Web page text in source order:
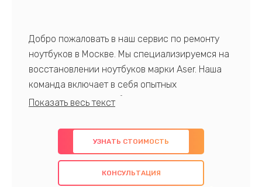
Добро пожаловать в наш сервис по ремонту
ноутбуков в Москве. Мы специализируемся на
восстановлении ноутбуков марки Aser. Наша
команда включает в себя опытных
профессионалов с обширными знаниями и
предлагаем быстрый и качественный ремонт с
использованием оригинальных компонентов, а
также гарантируем качество всех
проведенных работ. Наша цель - предоставить
УЗНАТЬ СТОИМОСТЬ
КОНСУЛЬТАЦИЯ